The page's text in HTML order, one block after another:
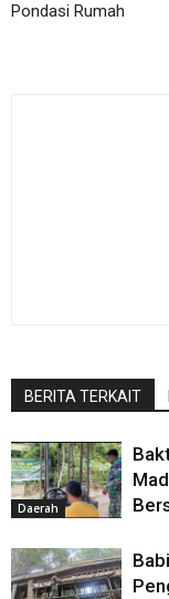
Pondasi Rumah
BERITA TERKAIT
Daerah